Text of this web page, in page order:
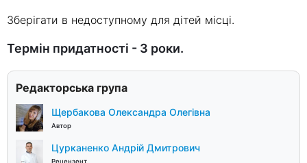
Зберігати в недоступному для дітей місці.
Термін придатності - 3 роки.
Редакторська група
Щербакова Олександра Олегівна
Автор
Цурканенко Андрій Дмитрович
Рецензент